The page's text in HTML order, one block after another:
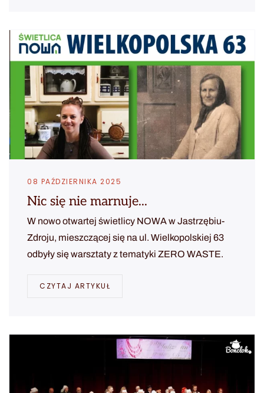
08 PAŹDZIERNIKA 2025
Nic się nie marnuje...
W nowo otwartej świetlicy NOWA w Jastrzębiu-
Zdroju, mieszczącej się na ul. Wielkopolskiej 63
odbyły się warsztaty z tematyki ZERO WASTE.
CZYTAJ ARTYKUŁ